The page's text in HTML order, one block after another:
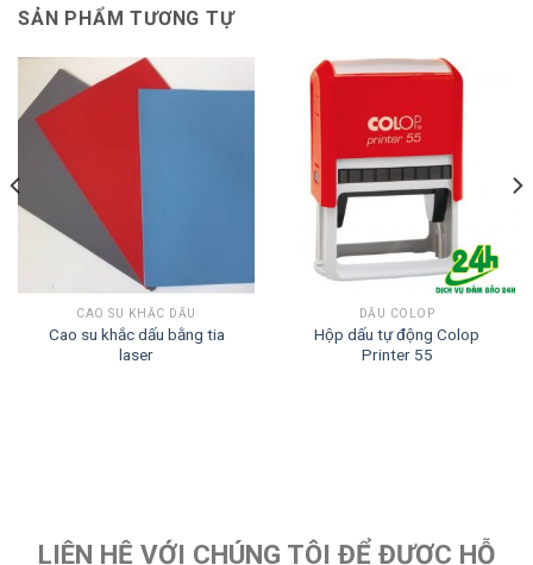
SẢN PHẨM TƯƠNG TỰ
CAO SU KHẮC DẤU
Cao su khắc dấu bằng tia
laser
DẤU COLOP
Hộp dấu tự động Colop
Printer 55
LIÊN HỆ VỚI CHÚNG TÔI ĐỂ ĐƯỢC HỖ